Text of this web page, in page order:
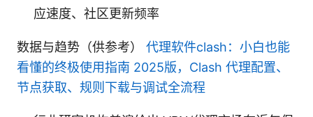
应速度、社区更新频率
数据与趋势（供参考） 代理软件clash：小白也能
看懂的终极使用指南 2025版，Clash 代理配置、
节点获取、规则下载与调试全流程